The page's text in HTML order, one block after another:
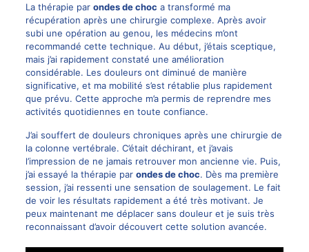
La thérapie par ondes de choc a transformé ma
récupération après une chirurgie complexe. Après avoir
subi une opération au genou, les médecins m’ont
recommandé cette technique. Au début, j’étais sceptique,
mais j’ai rapidement constaté une amélioration
considérable. Les douleurs ont diminué de manière
significative, et ma mobilité s’est rétablie plus rapidement
que prévu. Cette approche m’a permis de reprendre mes
activités quotidiennes en toute confiance.
J’ai souffert de douleurs chroniques après une chirurgie de
la colonne vertébrale. C’était déchirant, et j’avais
l’impression de ne jamais retrouver mon ancienne vie. Puis,
j’ai essayé la thérapie par ondes de choc. Dès ma première
session, j’ai ressenti une sensation de soulagement. Le fait
de voir les résultats rapidement a été très motivant. Je
peux maintenant me déplacer sans douleur et je suis très
reconnaissant d’avoir découvert cette solution avancée.